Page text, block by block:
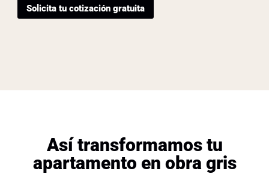
Solicita tu cotización gratuita
Así transformamos tu
apartamento en obra gris